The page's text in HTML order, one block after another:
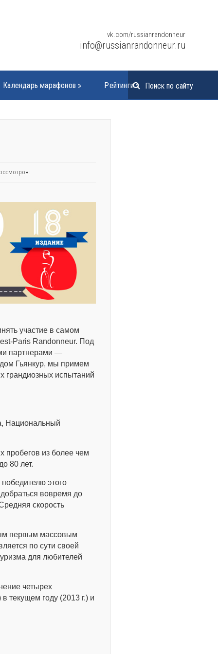
vk.com/russianrandonneur
info@russianrandonneur.ru
Календарь марафонов » Рейтинги»
участие в самом
Paris Randonneur. Под
партнерами —
Гьянкур, мы примем
грандиозных испытаний
Национальный
пробегов из более чем
80 лет.
этого
вовремя до
скорость
первым массовым
по сути своей
для любителей
четырех
текущем году (2013 г.) и